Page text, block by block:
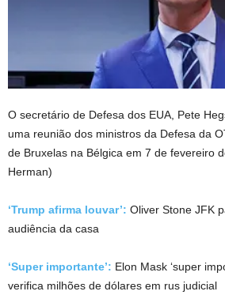
O secretário de Defesa dos EUA, Pete
uma reunião dos ministros da Defesa da
de Bruxelas na Bélgica em 7 de fevereiro
Herman)
‘Trump afirma louvar’: Oliver Stone JFK
audiência da casa
‘Super importante’: Elon Mask ‘super
verifica milhões de dólares em rus judicial